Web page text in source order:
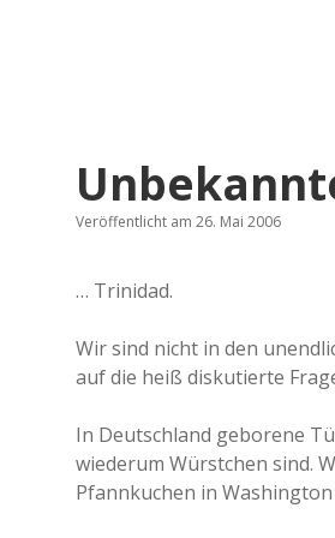
Veröffentlicht am 26. Mai 2006
… Trinidad.
Wir sind nicht in den
auf die heiß diskutierte
In Deutschland geborene
wiederum Würstchen sind.
Pfannkuchen in